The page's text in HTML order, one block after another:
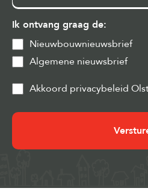
Ik ontvang graag de:
Nieuwbouwnieuwsbrief
Algemene nieuwsbrief
Privacy
Cookies
Akkoord privacybeleid